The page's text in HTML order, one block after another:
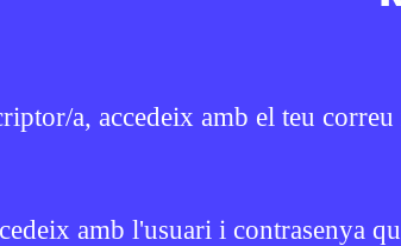
a, accedeix amb el teu correu
amb l'usuari i contrasenya